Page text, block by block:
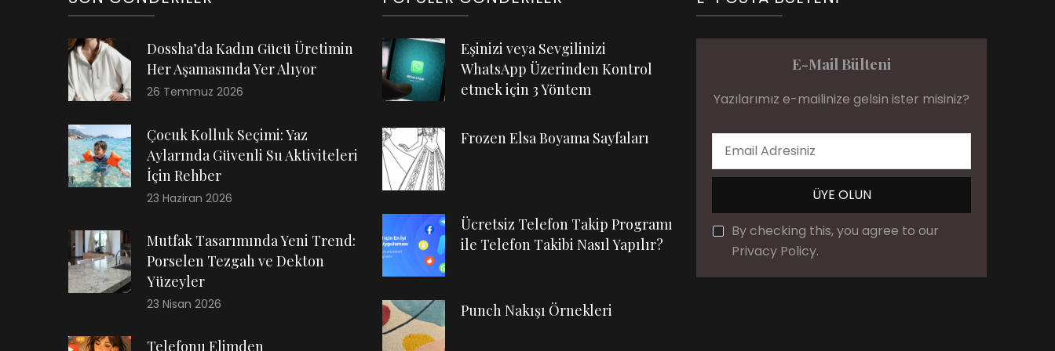
Dossha’da Kadın Gücü Üretimin
Her Aşamasında Yer Alıyor
26 Temmuz 2026
Çocuk Kolluk Seçimi: Yaz
Aylarında Güvenli Su Aktiviteleri
İçin Rehber
23 Haziran 2026
Mutfak Tasarımında Yeni Trend:
Porselen Tezgah ve Dekton
Yüzeyler
23 Nisan 2026
Telefonu Elimden
Eşinizi veya Sevgilinizi
WhatsApp Üzerinden Kontrol
etmek için 3 Yöntem
Frozen Elsa Boyama Sayfaları
Ücretsiz Telefon Takip Programı
ile Telefon Takibi Nasıl Yapılır?
Punch Nakışı Örnekleri
E-Mail Bülteni
Yazılarımız e-mailinize gelsin ister misiniz?
By checking this, you agree to our
Privacy Policy.